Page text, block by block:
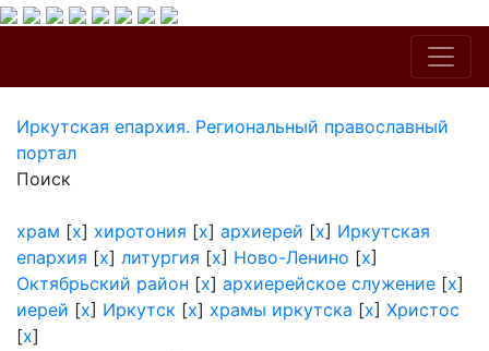
Иркутская епархия. Региональный православный
портал
Поиск
храм [x] хиротония [x] архиерей [x] Иркутская
епархия [x] литургия [x] Ново-Ленино [x]
Октябрьский район [x] архиерейское служение [x]
иерей [x] Иркутск [x] храмы иркутска [x] Христос
[x]